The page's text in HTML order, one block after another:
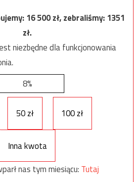
16 500zł, zebraliśmy:1351
zł.
niezbędne dla funkcjonowania
8%
50 zł 100 zł
Inna kwota
nas tym miesiącu: Tutaj